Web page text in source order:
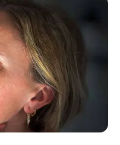
indiciada por falsificar